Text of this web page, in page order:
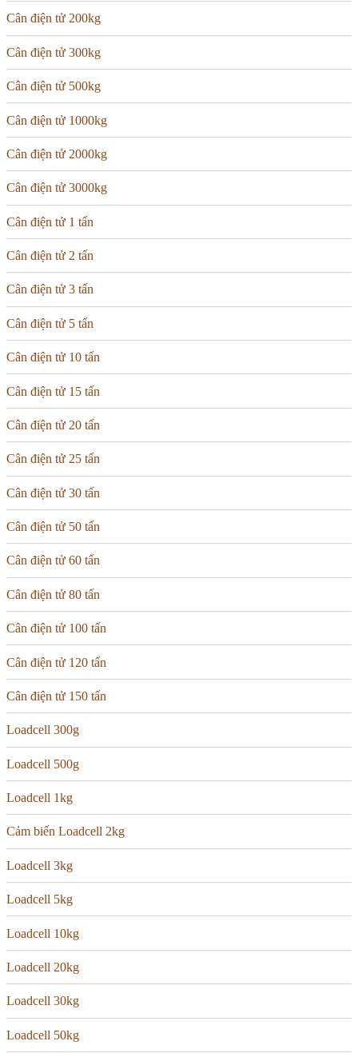
Cân điện tử 200kg
Cân điện tử 300kg
Cân điện tử 500kg
Cân điện tử 1000kg
Cân điện tử 2000kg
Cân điện tử 3000kg
Cân điện tử 1 tấn
Cân điện tử 2 tấn
Cân điện tử 3 tấn
Cân điện tử 5 tấn
Cân điện tử 10 tấn
Cân điện tử 15 tấn
Cân điện tử 20 tấn
Cân điện tử 25 tấn
Cân điện tử 30 tấn
Cân điện tử 50 tấn
Cân điện tử 60 tấn
Cân điện tử 80 tấn
Cân điện tử 100 tấn
Cân điện tử 120 tấn
Cân điện tử 150 tấn
Loadcell 300g
Loadcell 500g
Loadcell 1kg
Cảm biến Loadcell 2kg
Loadcell 3kg
Loadcell 5kg
Loadcell 10kg
Loadcell 20kg
Loadcell 30kg
Loadcell 50kg